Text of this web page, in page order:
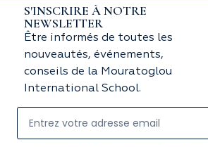
S'INSCRIRE À NOTRE
NEWSLETTER
Être informés de toutes les
nouveautés, événements,
conseils de la Mouratoglou
International School.